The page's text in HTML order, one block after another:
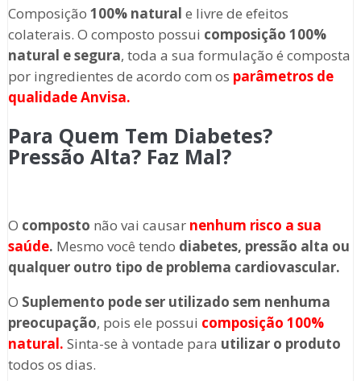
Composição 100% natural e livre de efeitos
colaterais. O composto possui composição 100%
natural e segura, toda a sua formulação é composta
por ingredientes de acordo com os parâmetros de
qualidade Anvisa.
Para Quem Tem Diabetes?
Pressão Alta? Faz Mal?
O composto não vai causar nenhum risco a sua
saúde. Mesmo você tendo diabetes, pressão alta ou
qualquer outro tipo de problema cardiovascular.
O Suplemento pode ser utilizado sem nenhuma
preocupação, pois ele possui composição 100%
natural. Sinta-se à vontade para utilizar o produto
todos os dias.